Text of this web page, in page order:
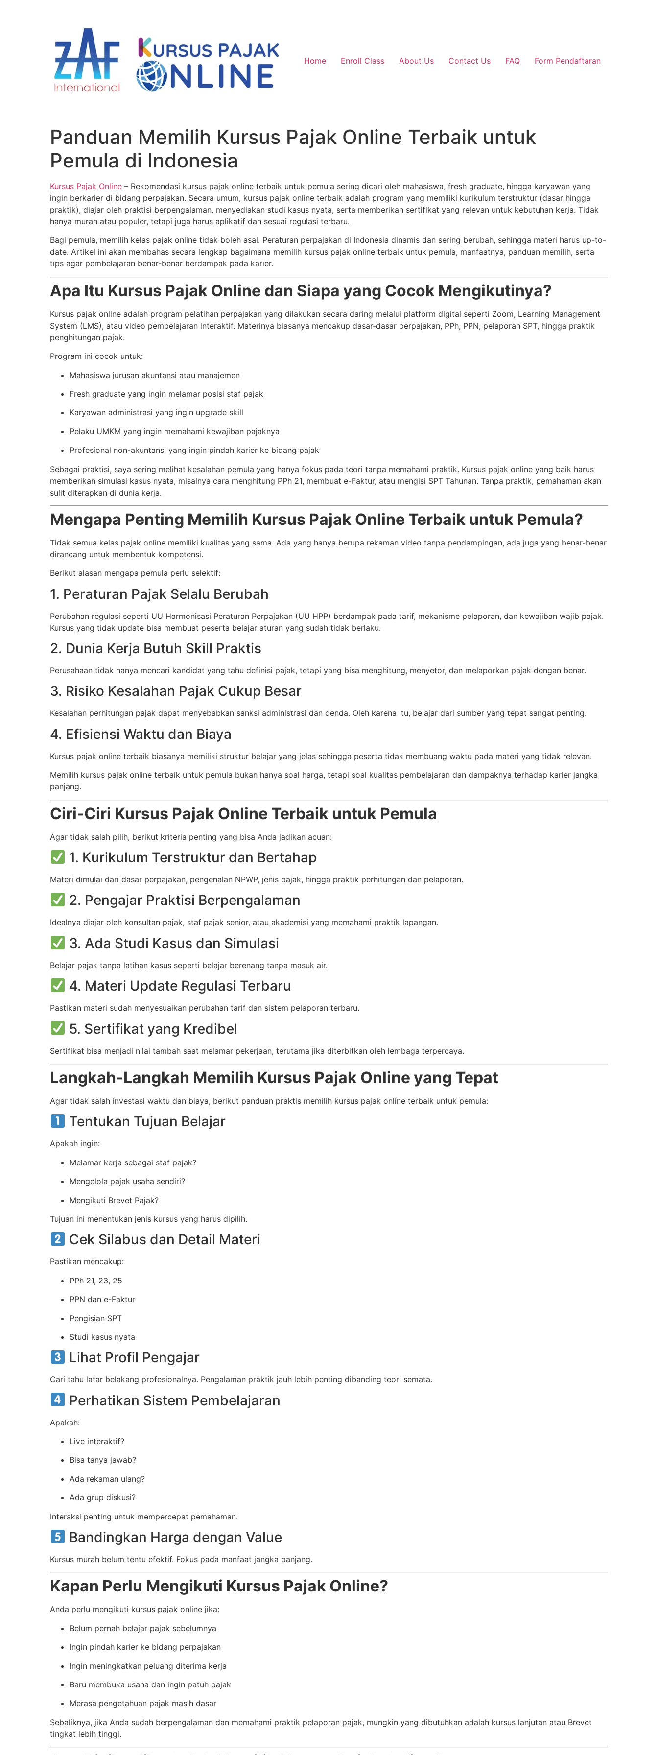
Home Enroll Class About Us Contact Us FAQ Form Pendaftaran
Panduan Memilih Kursus Pajak Online Terbaik untuk
Pemula di Indonesia
Kursus Pajak Online – Rekomendasi kursus pajak online terbaik untuk pemula sering dicari oleh mahasiswa, fresh graduate, hingga karyawan yang
ingin berkarier di bidang perpajakan. Secara umum, kursus pajak online terbaik adalah program yang memiliki kurikulum terstruktur (dasar hingga
praktik), diajar oleh praktisi berpengalaman, menyediakan studi kasus nyata, serta memberikan sertifikat yang relevan untuk kebutuhan kerja. Tidak
hanya murah atau populer, tetapi juga harus aplikatif dan sesuai regulasi terbaru.
Bagi pemula, memilih kelas pajak online tidak boleh asal. Peraturan perpajakan di Indonesia dinamis dan sering berubah, sehingga materi harus up-to-
date. Artikel ini akan membahas secara lengkap bagaimana memilih kursus pajak online terbaik untuk pemula, manfaatnya, panduan memilih, serta
tips agar pembelajaran benar-benar berdampak pada karier.
Apa Itu Kursus Pajak Online dan Siapa yang Cocok Mengikutinya?
Kursus pajak online adalah program pelatihan perpajakan yang dilakukan secara daring melalui platform digital seperti Zoom, Learning Management
System (LMS), atau video pembelajaran interaktif. Materinya biasanya mencakup dasar-dasar perpajakan, PPh, PPN, pelaporan SPT, hingga praktik
penghitungan pajak.
Program ini cocok untuk:
Mahasiswa jurusan akuntansi atau manajemen
Fresh graduate yang ingin melamar posisi staf pajak
Karyawan administrasi yang ingin upgrade skill
Pelaku UMKM yang ingin memahami kewajiban pajaknya
Profesional non-akuntansi yang ingin pindah karier ke bidang pajak
Sebagai praktisi, saya sering melihat kesalahan pemula yang hanya fokus pada teori tanpa memahami praktik. Kursus pajak online yang baik harus
memberikan simulasi kasus nyata, misalnya cara menghitung PPh 21, membuat e-Faktur, atau mengisi SPT Tahunan. Tanpa praktik, pemahaman akan
sulit diterapkan di dunia kerja.
Mengapa Penting Memilih Kursus Pajak Online Terbaik untuk Pemula?
Tidak semua kelas pajak online memiliki kualitas yang sama. Ada yang hanya berupa rekaman video tanpa pendampingan, ada juga yang benar-benar
dirancang untuk membentuk kompetensi.
Berikut alasan mengapa pemula perlu selektif:
1. Peraturan Pajak Selalu Berubah
Perubahan regulasi seperti UU Harmonisasi Peraturan Perpajakan (UU HPP) berdampak pada tarif, mekanisme pelaporan, dan kewajiban wajib pajak.
Kursus yang tidak update bisa membuat peserta belajar aturan yang sudah tidak berlaku.
2. Dunia Kerja Butuh Skill Praktis
Perusahaan tidak hanya mencari kandidat yang tahu definisi pajak, tetapi yang bisa menghitung, menyetor, dan melaporkan pajak dengan benar.
3. Risiko Kesalahan Pajak Cukup Besar
Kesalahan perhitungan pajak dapat menyebabkan sanksi administrasi dan denda. Oleh karena itu, belajar dari sumber yang tepat sangat penting.
4. Efisiensi Waktu dan Biaya
Kursus pajak online terbaik biasanya memiliki struktur belajar yang jelas sehingga peserta tidak membuang waktu pada materi yang tidak relevan.
Memilih kursus pajak online terbaik untuk pemula bukan hanya soal harga, tetapi soal kualitas pembelajaran dan dampaknya terhadap karier jangka
panjang.
Ciri-Ciri Kursus Pajak Online Terbaik untuk Pemula
Agar tidak salah pilih, berikut kriteria penting yang bisa Anda jadikan acuan:
1. Kurikulum Terstruktur dan Bertahap
Materi dimulai dari dasar perpajakan, pengenalan NPWP, jenis pajak, hingga praktik perhitungan dan pelaporan.
2. Pengajar Praktisi Berpengalaman
Idealnya diajar oleh konsultan pajak, staf pajak senior, atau akademisi yang memahami praktik lapangan.
3. Ada Studi Kasus dan Simulasi
Belajar pajak tanpa latihan kasus seperti belajar berenang tanpa masuk air.
4. Materi Update Regulasi Terbaru
Pastikan materi sudah menyesuaikan perubahan tarif dan sistem pelaporan terbaru.
5. Sertifikat yang Kredibel
Sertifikat bisa menjadi nilai tambah saat melamar pekerjaan, terutama jika diterbitkan oleh lembaga terpercaya.
Langkah-Langkah Memilih Kursus Pajak Online yang Tepat
Agar tidak salah investasi waktu dan biaya, berikut panduan praktis memilih kursus pajak online terbaik untuk pemula:
Tentukan Tujuan Belajar
Apakah ingin:
Melamar kerja sebagai staf pajak?
Mengelola pajak usaha sendiri?
Mengikuti Brevet Pajak?
Tujuan ini menentukan jenis kursus yang harus dipilih.
Cek Silabus dan Detail Materi
Pastikan mencakup:
PPh 21, 23, 25
PPN dan e-Faktur
Pengisian SPT
Studi kasus nyata
Lihat Profil Pengajar
Cari tahu latar belakang profesionalnya. Pengalaman praktik jauh lebih penting dibanding teori semata.
Perhatikan Sistem Pembelajaran
Apakah:
Live interaktif?
Bisa tanya jawab?
Ada rekaman ulang?
Ada grup diskusi?
Interaksi penting untuk mempercepat pemahaman.
Bandingkan Harga dengan Value
Kursus murah belum tentu efektif. Fokus pada manfaat jangka panjang.
Kapan Perlu Mengikuti Kursus Pajak Online?
Anda perlu mengikuti kursus pajak online jika:
Belum pernah belajar pajak sebelumnya
Ingin pindah karier ke bidang perpajakan
Ingin meningkatkan peluang diterima kerja
Baru membuka usaha dan ingin patuh pajak
Merasa pengetahuan pajak masih dasar
Sebaliknya, jika Anda sudah berpengalaman dan memahami praktik pelaporan pajak, mungkin yang dibutuhkan adalah kursus lanjutan atau Brevet
tingkat lebih tinggi.